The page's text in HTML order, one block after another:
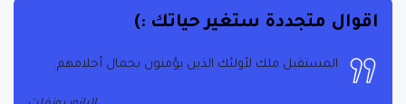
اقوال متجددة ستغير حياتك :)
المستقبل ملك لأولئك الذين يؤمنون بجمال أحلامهم.
الحياة هي ما يحدث عندما تكون مشغولاً بوضع خطط